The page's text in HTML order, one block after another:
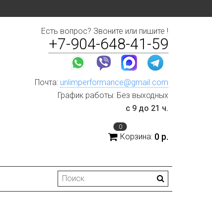
Есть вопрос? Звоните или пишите !
+7-904-648-41-59
Почта: unlimperformance@gmail.com
График работы: Без выходных
с 9 до 21 ч.
0
Корзина: 0 р.